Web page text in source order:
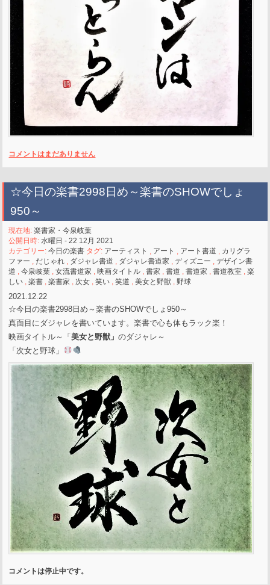
コメントはまだありません
☆今日の楽書2998日め～楽書のSHOWでしょ
950～
現在地:楽書家・今泉岐葉
公開日時:水曜日 - 22 12月 2021
カテゴリー:今日の楽書 タグ: アーティスト , アート , アート書道 , カリグラ
ファー , だじゃれ , ダジャレ書道 , ダジャレ書道家 ,ディズニー ,デザイン書
道 ,今泉岐葉 ,女流書道家 ,映画タイトル ,書家 ,書道 ,書道家 ,書道教室 ,楽
しい ,楽書 ,楽書家 , 次女 ,笑い ,笑道 ,美女と野獣 ,野球
2021.12.22
☆今日の楽書2998日め～楽書のSHOWでしょ950～
真面目にダジャレを書いています。楽書で心も体もラック楽！
映画タイトル～「美女と野獣」のダジャレ～
「次女と野球」
コメントは停止中です。